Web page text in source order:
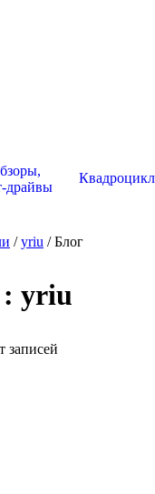
драйвы
/yriu / Блог
: yriu
записей